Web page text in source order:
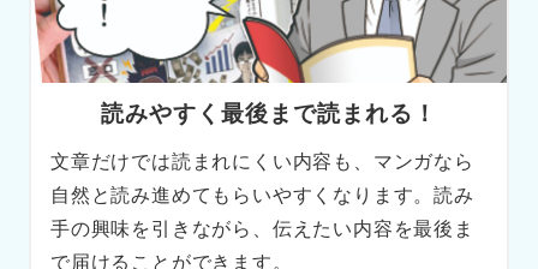
読みやすく最後まで読まれる！
文章だけでは読まれにくい内容も、マンガなら
自然と読み進めてもらいやすくなります。読み
手の興味を引きながら、伝えたい内容を最後ま
で届けることができます。